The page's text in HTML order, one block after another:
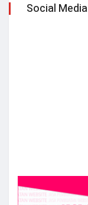
Social Media